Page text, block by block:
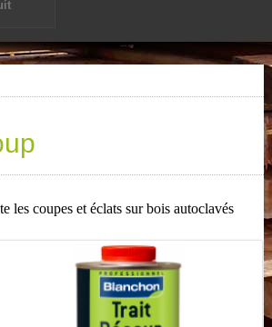
les coupes et éclats sur bois autoclavés